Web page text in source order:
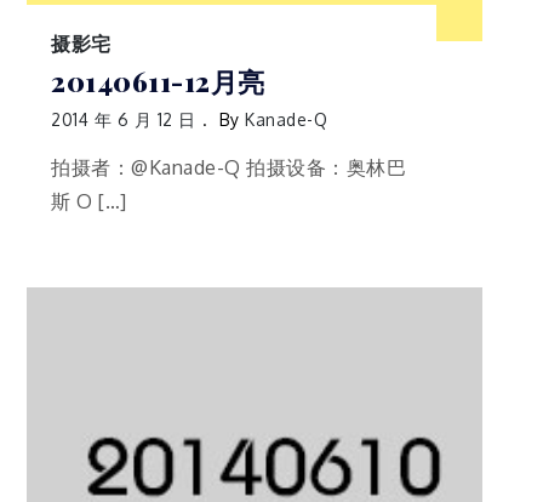
摄影宅
20140611-12月亮
2014 年 6 月 12 日 ByKanade-Q
拍摄者：@Kanade-Q 拍摄设备：奥林巴
斯 O […]